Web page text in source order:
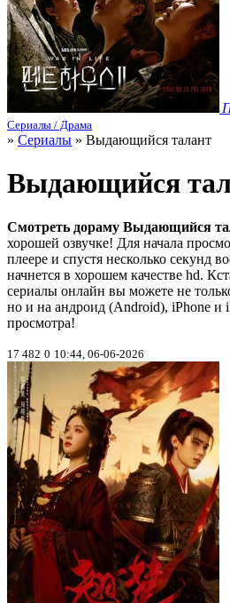
Сериалы / Драма
» Сериалы » Выдающийся талант
Выдающийся
Смотреть дораму Выдающийся
хорошей озвучке! Для начала
плеере и спустя несколько секунд
начнется в хорошем качестве hd.
сериалы онлайн вы можете не
но и на андроид (Android), iPhone и
просмотра!
17 482 0 10:44, 06-06-2026